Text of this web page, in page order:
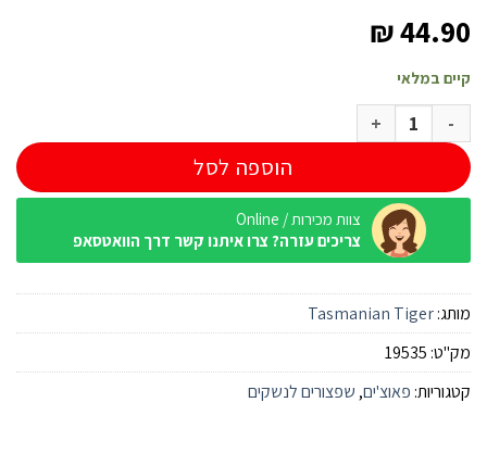
₪44.90
קיים במלאי
כמות של פאוץ' מושתק למפתח Tasmanian Silent Keyholder MKII
הוספה לסל
צוות מכירות / Online
צריכים עזרה? צרו איתנו קשר דרך הוואטסאפ
מותג:Tasmanian Tiger
מק"ט: 19535
קטגוריות: פאוצ'ים, שפצורים לנשקים